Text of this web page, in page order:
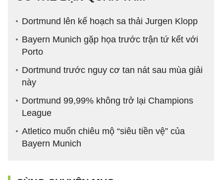
Dortmund lên kế hoạch sa thải Jurgen Klopp
Bayern Munich gặp họa trước trận tứ kết với
Porto
Dortmund trước nguy cơ tan nát sau mùa giải
này
Dortmund 99,99% không trở lại Champions
League
Atletico muốn chiêu mộ “siêu tiền vệ” của
Bayern Munich